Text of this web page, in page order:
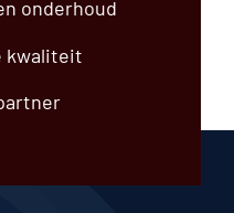
onderhoud
kwaliteit